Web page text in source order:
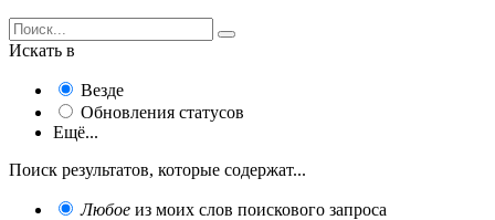
Искать в
Везде
Обновления статусов
Ещё...
Поиск результатов, которые содержат...
Любое из моих слов поискового запроса